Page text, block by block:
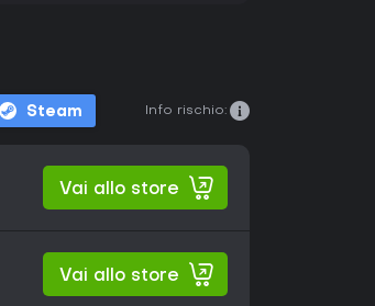
Steam Info rischio:
Vai allo store
Vai allo store